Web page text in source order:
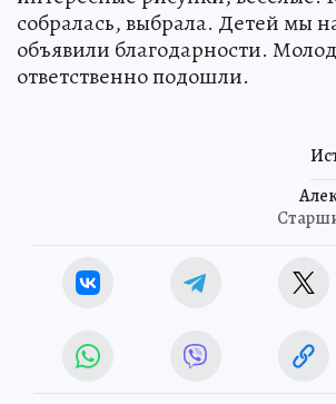
собралась, выбрала. Детей мы
объявили благодарности.
ответственно подошли.